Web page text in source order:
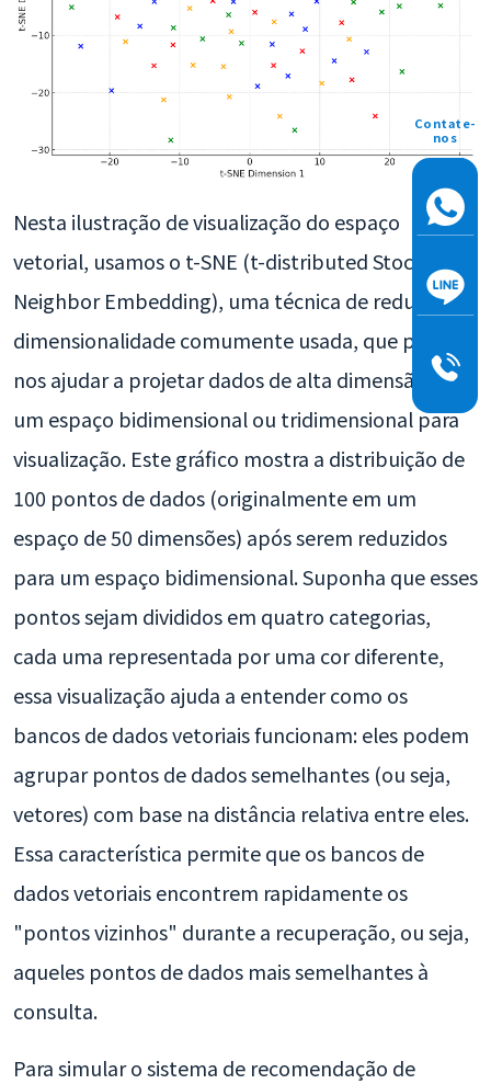
Nesta ilustração de visualização do espaço
vetorial, usamos o t-SNE (t-distributed Stochastic
Neighbor Embedding), uma técnica de redução de
dimensionalidade comumente usada, que pode
nos ajudar a projetar dados de alta dimensão em
um espaço bidimensional ou tridimensional para
visualização. Este gráfico mostra a distribuição de
100 pontos de dados (originalmente em um
espaço de 50 dimensões) após serem reduzidos
para um espaço bidimensional. Suponha que esses
pontos sejam divididos em quatro categorias,
cada uma representada por uma cor diferente,
essa visualização ajuda a entender como os
bancos de dados vetoriais funcionam: eles podem
agrupar pontos de dados semelhantes (ou seja,
vetores) com base na distância relativa entre eles.
Essa característica permite que os bancos de
dados vetoriais encontrem rapidamente os
"pontos vizinhos" durante a recuperação, ou seja,
aqueles pontos de dados mais semelhantes à
consulta.
Para simular o sistema de recomendação de
Contate-
nos